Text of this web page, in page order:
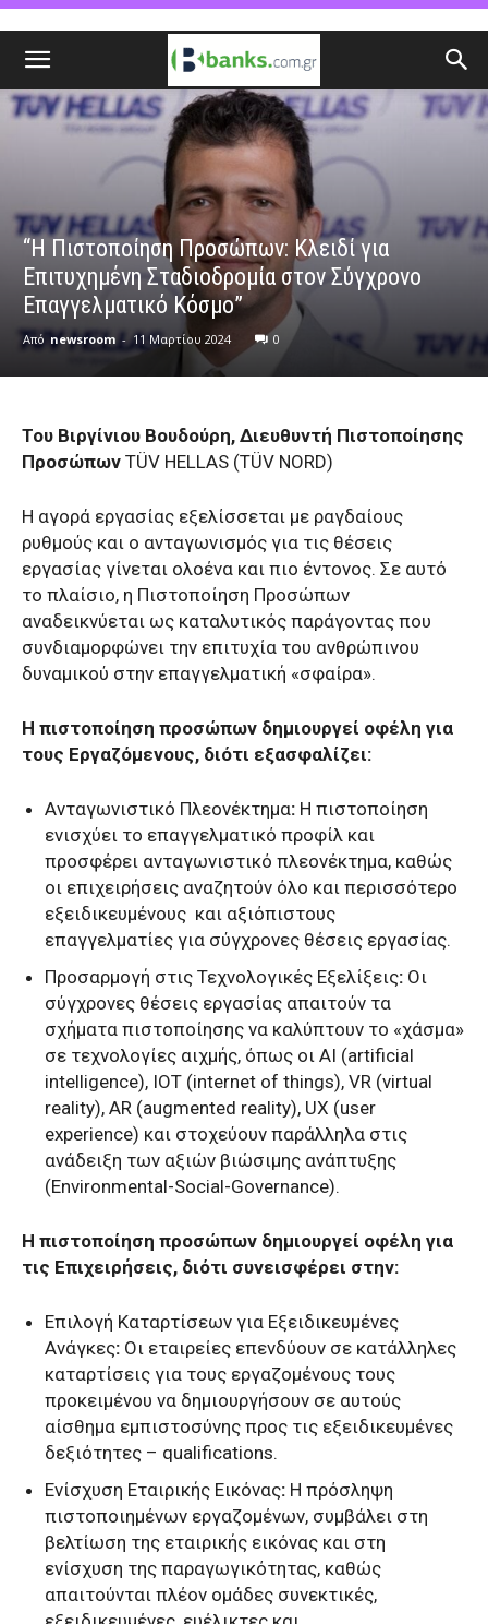
“Η Πιστοποίηση Προσώπων: Κλειδί για
Επιτυχημένη Σταδιοδρομία στον Σύγχρονο
Επαγγελματικό Κόσμο”
Από newsroom - 11 Μαρτίου 2024 0
Του Βιργίνιου Βουδούρη, Διευθυντή Πιστοποίησης
Προσώπων TÜV HELLAS (TÜV NORD)
Η αγορά εργασίας εξελίσσεται με ραγδαίους
ρυθμούς και ο ανταγωνισμός για τις θέσεις
εργασίας γίνεται ολοένα και πιο έντονος. Σε αυτό
το πλαίσιο, η Πιστοποίηση Προσώπων
αναδεικνύεται ως καταλυτικός παράγοντας που
συνδιαμορφώνει την επιτυχία του ανθρώπινου
δυναμικού στην επαγγελματική «σφαίρα».
Η πιστοποίηση προσώπων δημιουργεί οφέλη για
τους Εργαζόμενους, διότι εξασφαλίζει:
Ανταγωνιστικό Πλεονέκτημα: Η πιστοποίηση
ενισχύει το επαγγελματικό προφίλ και
προσφέρει ανταγωνιστικό πλεονέκτημα, καθώς
οι επιχειρήσεις αναζητούν όλο και περισσότερο
εξειδικευμένους και αξιόπιστους
επαγγελματίες για σύγχρονες θέσεις εργασίας.
Προσαρμογή στις Τεχνολογικές Εξελίξεις: Οι
σύγχρονες θέσεις εργασίας απαιτούν τα
σχήματα πιστοποίησης να καλύπτουν το «χάσμα»
σε τεχνολογίες αιχμής, όπως οι AI (artificial
intelligence), ΙΟΤ (internet of things), VR (virtual
reality), AR (augmented reality), UX (user
experience) και στοχεύουν παράλληλα στις
ανάδειξη των αξιών βιώσιμης ανάπτυξης
(Environmental-Social-Governance).
Η πιστοποίηση προσώπων δημιουργεί οφέλη για
τις Επιχειρήσεις, διότι συνεισφέρει στην:
Επιλογή Καταρτίσεων για Εξειδικευμένες
Ανάγκες: Οι εταιρείες επενδύουν σε κατάλληλες
καταρτίσεις για τους εργαζομένους τους
προκειμένου να δημιουργήσουν σε αυτούς
αίσθημα εμπιστοσύνης προς τις εξειδικευμένες
δεξιότητες – qualifications.
Ενίσχυση Εταιρικής Εικόνας: Η πρόσληψη
πιστοποιημένων εργαζομένων, συμβάλει στη
βελτίωση της εταιρικής εικόνας και στη
ενίσχυση της παραγωγικότητας, καθώς
απαιτούνται πλέον ομάδες συνεκτικές,